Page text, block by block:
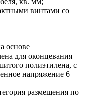
винтами со
основе
для оконцевания
полиэтилена, с
напряжение 6
размещения по